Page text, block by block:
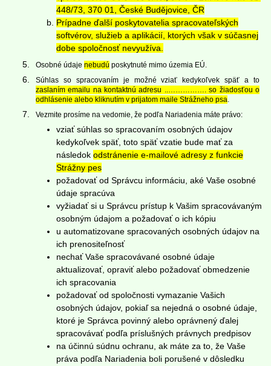
448/73, 370 01, České Budějovice, ČR
Prípadne ďalší poskytovatelia spracovateľských
softvérov, služieb a aplikácií, ktorých však v súčasnej
dobe spoločnosť nevyužíva.
Osobné údajenebudú poskytnuté mimo územia EÚ.
Súhlas so spracovaním je možné vziať kedykoľvek späť a to
zaslaním emailu na kontaktnú adresu ..……………. so žiadosťou o
odhlásenie alebo kliknutím v prijatom maile Strážneho psa.
Vezmite prosíme na vedomie, že podľa Nariadenia máte právo:
vziať súhlas so spracovaním osobných údajov
kedykoľvek späť, toto späť vzatie bude mať za
následokodstránenie e-mailové adresy z funkcie
Strážny pes
požadovať od Správcu informáciu, aké Vaše osobné
údaje spracúva
vyžiadať si u Správcu prístup k Vašim spracovávaným
osobným údajom a požadovať o ich kópiu
u automatizovane spracovaných osobných údajov na
ich prenositeľnosť
nechať Vaše spracovávané osobné údaje
aktualizovať, opraviť alebo požadovať obmedzenie
ich spracovania
požadovať od spoločnosti vymazanie Vašich
osobných údajov, pokiaľ sa nejedná o osobné údaje,
ktoré je Správca povinný alebo oprávnený ďalej
spracovávať podľa príslušných právnych predpisov
na účinnú súdnu ochranu, ak máte za to, že Vaše
práva podľa Nariadenia boli porušené v dôsledku